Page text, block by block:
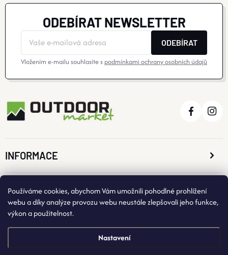
Používáme cookies, abychom Vám umožnili pohodlné prohlížení
webu a díky analýze provozu webu neustále zlepšovali jeho funkce,
výkon a použitelnost.
Nastavení
ODEBÍRAT NEWSLETTER
ODEBÍRAT
Vložením e-mailu souhlasíte s podmínkami ochrany osobních údajů
INFORMACE
O NÁKUPU